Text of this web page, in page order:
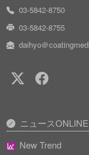
03-5842-8750
03-5842-8755
daihyo＠
ニュースONLINE
New Trend